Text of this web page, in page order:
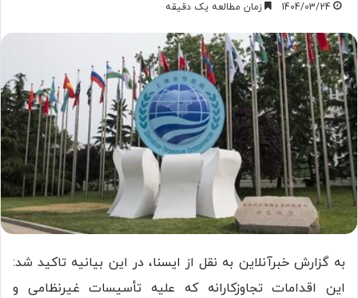
1404/03/24 زمان مطالعه یک دقیقه
به گزارش خبرآنلاین به نقل از ایسنا، در این بیانیه تاکید شد:
این اقدامات تجاوزکارانه که علیه تأسیسات غیرنظامی و